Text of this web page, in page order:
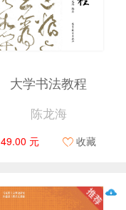
大学书法教程
陈龙海
49.00 元 收藏